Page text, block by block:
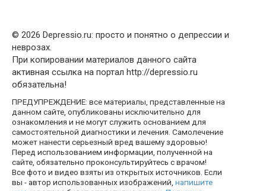
© 2026 Depressio.ru: просто и понятно о депрессии и
неврозах.
При копировании материалов данного сайта
активная ссылка на портал http://depressio.ru
обязательна!
ПРЕДУПРЕЖДЕНИЕ: все материалы, представленные на
данном сайте, опубликованы исключительно для
ознакомления и не могут служить основанием для
самостоятельной диагностики и лечения. Самолечение
может нанести серьезный вред вашему здоровью!
Перед использованием информации, полученной на
сайте, обязательно проконсультируйтесь с врачом!
Все фото и видео взяты из открытых источников. Если
вы - автор использованных изображений, напишите